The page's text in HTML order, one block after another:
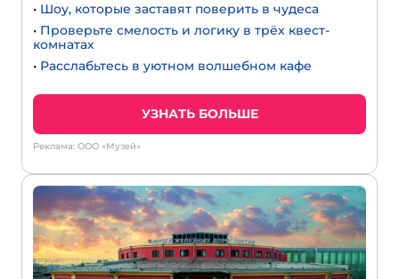
• Шоу, которые заставят поверить в чудеса
• Проверьте смелость и логику в трёх квест-
комнатах
• Расслабьтесь в уютном волшебном кафе
УЗНАТЬ БОЛЬШЕ
Реклама: ООО «Музей»